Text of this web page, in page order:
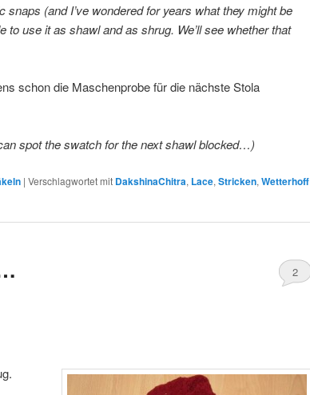
snaps (and I’ve wondered for years what they might be
to use it as shawl and as shrug. We’ll see whether that
schon die Maschenprobe für die nächste Stola
spot the swatch for the next shawl blocked…)
| Verschlagwortet mit DakshinaChitra, Lace, Stricken, Wetterhoff
2